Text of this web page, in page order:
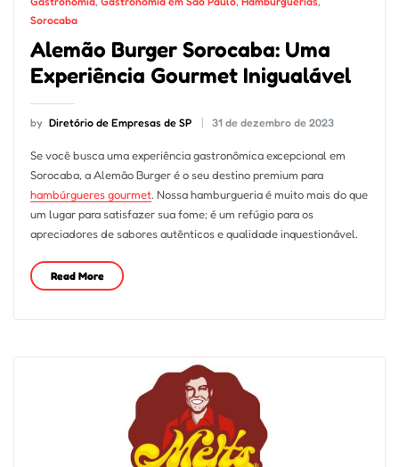
Sorocaba
Alemão Burger Sorocaba: Uma
Experiência Gourmet Inigualável
by Diretório de Empresas de SP 31 de dezembro de 2023
Se você busca uma experiência gastronômica excepcional em
Sorocaba, a Alemão Burger é o seu destino premium para
hambúrgueres gourmet. Nossa hamburgueria é muito mais do que
um lugar para satisfazer sua fome; é um refúgio para os
apreciadores de sabores autênticos e qualidade inquestionável.
Read More